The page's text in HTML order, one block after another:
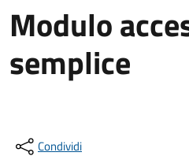
Modulo
semplice
Condividi